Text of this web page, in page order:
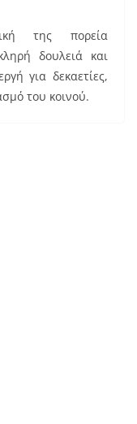
της πορεία
δουλειά και
για δεκαετίες,
του κοινού.